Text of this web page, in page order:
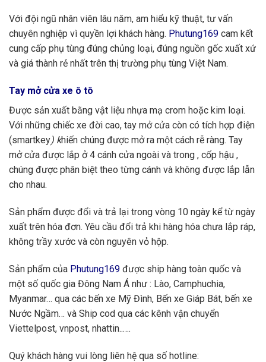
Với đội ngũ nhân viên lâu năm, am hiểu kỹ thuật, tư vấn
chuyên nghiệp vì quyền lợi khách hàng. Phutung169 cam kết
cung cấp phụ tùng đúng chủng loại, đúng nguồn gốc xuất xứ
và giá thành rẻ nhất trên thị trường phụ tùng Việt Nam.
Tay mở cửa xe ô tô
Được sản xuất bằng vật liệu nhựa mạ crom hoặc kim loại.
Với những chiếc xe đời cao, tay mở cửa còn có tích hợp điện
(smartkey) khiến chúng được mở ra một cách rễ ràng. Tay
mở cửa được lắp ở 4 cánh cửa ngoài và trong , cốp hậu ,
chúng được phân biệt theo từng cánh và không được lắp lẫn
cho nhau.
Sản phẩm được đổi và trả lại trong vòng 10 ngày kể từ ngày
xuất trên hóa đơn. Yêu cầu đổi trả khi hàng hóa chưa lắp ráp,
không trầy xước và còn nguyên vỏ hộp.
Sản phẩm của Phutung169 được ship hàng toàn quốc và
một số quốc gia Đông Nam Á như : Lào, Camphuchia,
Myanmar… qua các bến xe Mỹ Đình, Bến xe Giáp Bát, bến xe
Nước Ngầm… và Ship cod qua các kênh vận chuyển
Viettelpost, vnpost, nhattin..….
Quý khách hàng vui lòng liên hệ qua số hotline: